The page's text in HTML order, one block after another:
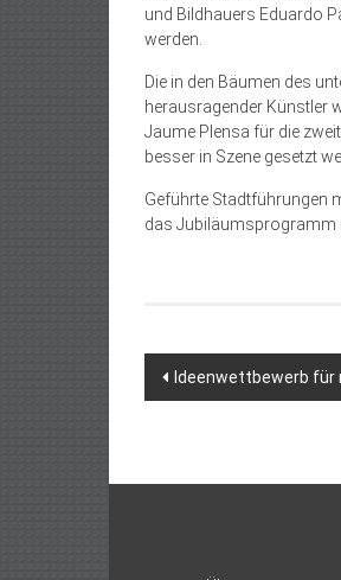
und Bildhauers Eduardo
werden.
Die in den Bäumen des
herausragender Künstler
Jaume Plensa für die
besser in Szene gesetzt
Geführte Stadtführungen
das Jubiläumsprogramm
Ideenwettbewerb für